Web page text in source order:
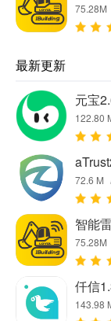
75.28M
最新更新
元宝
122.80
72.6 M
智能
75.28M
仟信
143.98